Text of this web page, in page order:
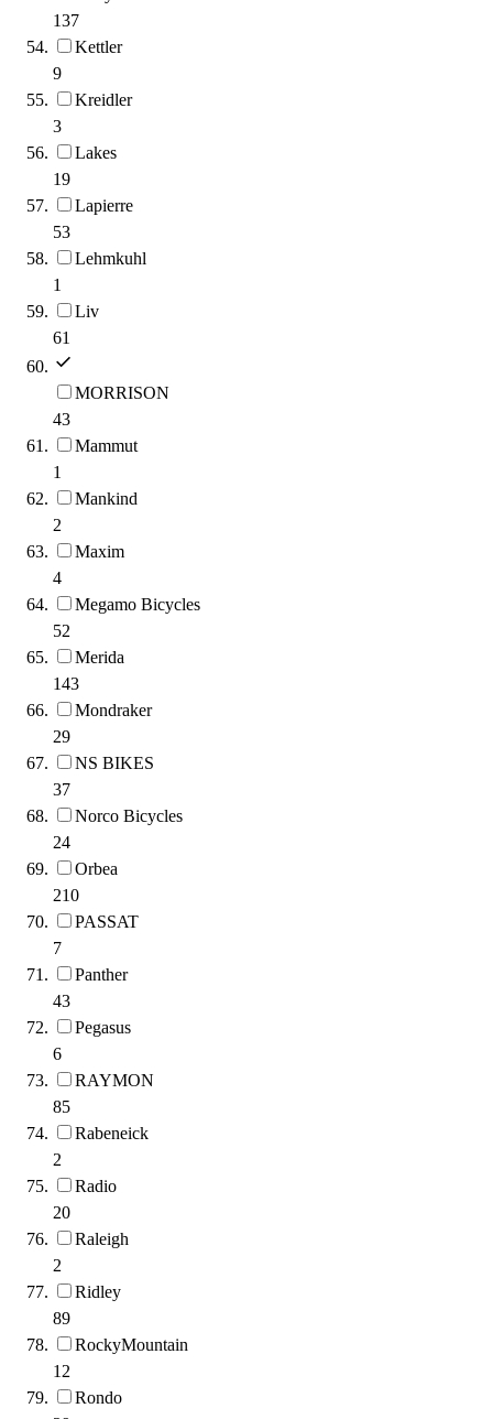
137
Kettler
9
Kreidler
3
Lakes
19
Lapierre
53
Lehmkuhl
1
Liv
61
MORRISON
43
Mammut
1
Mankind
2
Maxim
4
Megamo Bicycles
52
Merida
143
Mondraker
29
NS BIKES
37
Norco Bicycles
24
Orbea
210
PASSAT
7
Panther
43
Pegasus
6
RAYMON
85
Rabeneick
2
Radio
20
Raleigh
2
Ridley
89
RockyMountain
12
Rondo